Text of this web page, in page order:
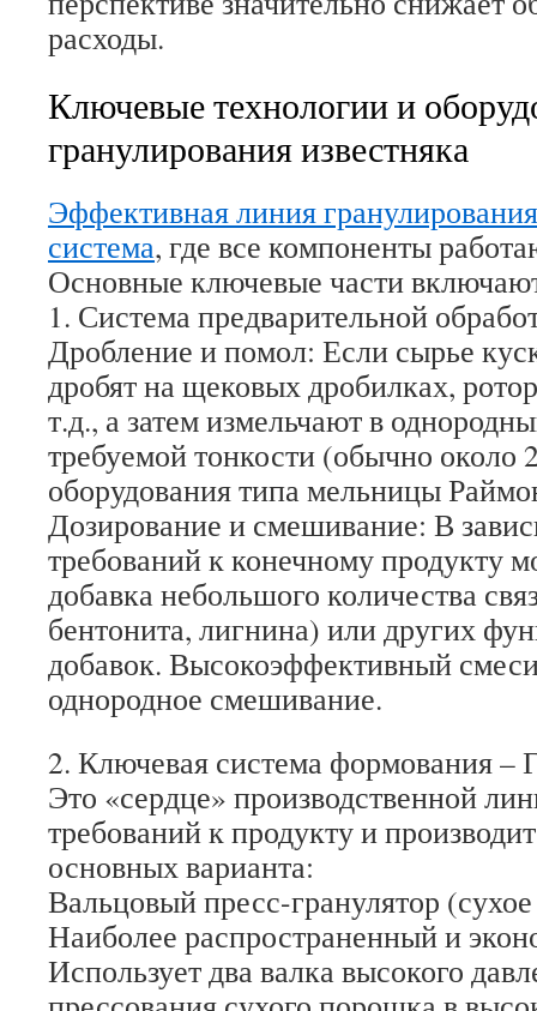
расходы.
Ключевые технологии и
гранулирования известняка
Эффективная линия
система, где все компоненты
Основные ключевые части
1. Система предварительной
Дробление и помол: Если сырье
дробят на щековых дробилках,
т.д., а затем измельчают в
требуемой тонкости (обычно
оборудования типа мельницы
Дозирование и смешивание: В
требований к конечному продукту
добавка небольшого количества
бентонита, лигнина) или других
добавок. Высокоэффективный
однородное смешивание.
2. Ключевая система формования –
Это «сердце» производственной
требований к продукту и
основных варианта:
Вальцовый пресс-гранулятор
Наиболее распространенный и
Использует два валка высокого